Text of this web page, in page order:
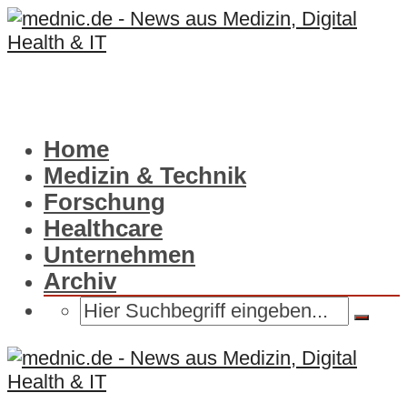
Home
Medizin & Technik
Forschung
Healthcare
Unternehmen
Archiv